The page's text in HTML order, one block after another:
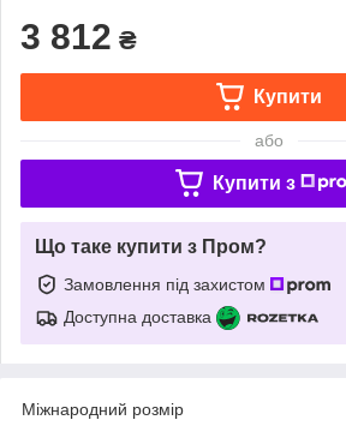
3 812 ₴
Купити
або
Купити з
Що таке купити з Пром?
Замовлення під захистом
Доступна доставка
Міжнародний розмір